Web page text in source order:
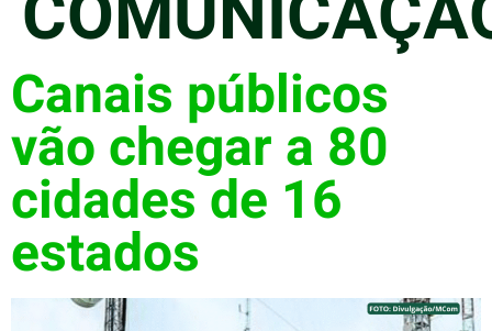
Canais públicos
vão chegar a 80
cidades de 16
estados